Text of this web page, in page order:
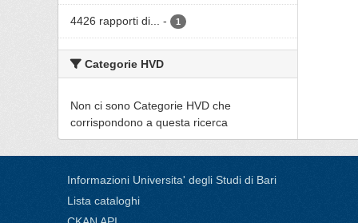
4426 rapporti di... - 1
Categorie HVD
Non ci sono Categorie HVD che
corrispondono a questa ricerca
Informazioni Universita' degli Studi di Bari
Lista cataloghi